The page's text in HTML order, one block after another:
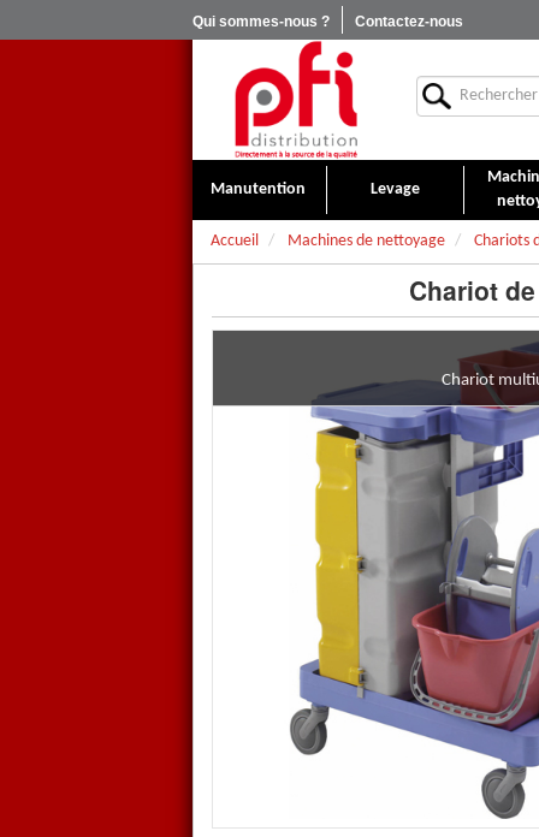
Qui sommes-nous ? Contactez-nous
Manutention Levage
Accueil Machines de nettoyage Chariots
Chariot
Chariot
Chariot de nettoyage multi usages
et Aluminium. Cet appareil est
Hopitaux, milieu médical,
un public fragile et grande
poubelles et autres sont rangés
Il répond à la directive HACCP
Le chariot ANTARES SECURITY 3
2 seaux 15L, rouge et leu
2 seaux 6L, rouge, bleu
1 bacs 470 x 145 x100 mm
Porte sac Contenance 1 x 120L
1 Presse